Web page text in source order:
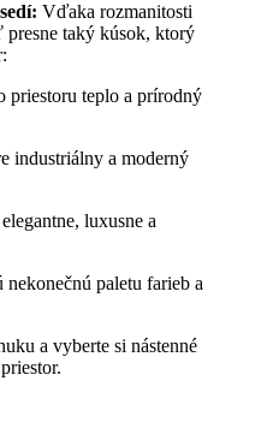
Vďaka rozmanitosti
presne taký kúsok, ktorý
priestoru teplo a prírodný
industriálny a moderný
luxusne a
nekonečnú paletu farieb a
a vyberte si nástenné